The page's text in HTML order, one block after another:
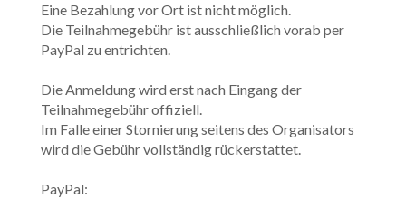
Eine Bezahlung vor Ort ist nicht möglich.
Die Teilnahmegebühr ist ausschließlich vorab per
PayPal zu entrichten.
Die Anmeldung wird erst nach Eingang der
Teilnahmegebühr offiziell.
Im Falle einer Stornierung seitens des Organisators
wird die Gebühr vollständig rückerstattet.
PayPal: